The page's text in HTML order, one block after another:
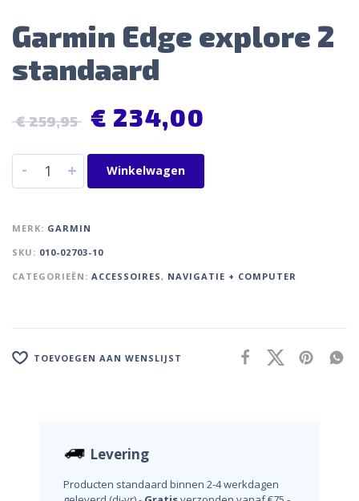
Garmin Edge explore 2
standaard
€259,95 € 234,00
- + Winkelwagen
MERK: GARMIN
SKU: 010-02703-10
CATEGORIEËN: ACCESSOIRES , NAVIGATIE + COMPUTER
TOEVOEGEN AAN WENSLIJST
Levering
Producten standaard binnen 2-4 werkdagen